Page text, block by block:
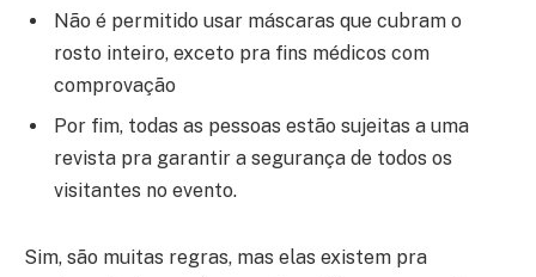
Não é permitido usar máscaras que cubram o
rosto inteiro, exceto pra fins médicos com
comprovação
Por fim, todas as pessoas estão sujeitas a uma
revista pra garantir a segurança de todos os
visitantes no evento.
Sim, são muitas regras, mas elas existem pra